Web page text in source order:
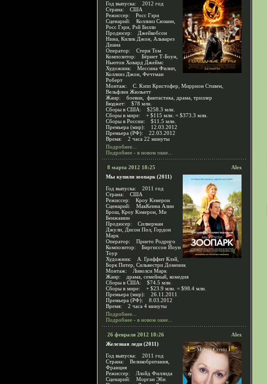
Год выпуска: 2012 год
Страна: США
Режиссер: Росс Гэри
Сценарий: Коллинз Сюзанн,
Росс Гэри, Рэй Билли
Продюсер: Джейкобсон
Нина, Килик Джон, Альварез
Диана
Оператор: Стерн Том
Композитор: Бёрнет Т-Боун,
Ньютон Ховард Джеймс
Художник: Мессина Филип,
Коллинз Джон, Фечтман
Роберт
Монтаж: С. Кэпп Кристофер, Миррион Стивен,
Вельфлин Жюльетт
Жанр: боевик, фантастика, драма, триллер
Бюджет: $78 млн.
Сборы в США: $258.3 млн.
Сборы в мире: + $115 млн. = $373.3 млн.
Сборы в России: $11.5 млн.
Премьера (мир): 12.03.2012
Премьера (РФ): 22.03.2012
Время: 2 часа 22 минуты
Подробнее...
Подробнее - в новом окне...
8 марта 2012 18:25
Alex
Мы купили зоопарк (2011)
Год выпуска: 2011 год
Страна: США
Режиссер: Кроу Кэмерон
Сценарий: МакКенна Алин
Брош, Кроу Кэмерон, Ми
Бенжамин
Продюсер: Силверман
Джули, Дисон Пол, Гордон
Марк
Оператор: Прието Родриго
Композитор: Биргиссон Йоун
Тоур
Художник: А. Гриффит Клэй,
Борк Питер, Сильвестри Доменик
Монтаж: Ливолси Марк
Жанр: драма, семейный, комедия
Сборы в США: $74.5 млн.
Сборы в мире: + $23.9 млн. = $98.4 млн.
Премьера (мир): 26.11.2011
Премьера (РФ): 8.03.2012
Время: 2 часа 4 минуты
Подробнее...
Подробнее - в новом окне...
26 февраля 2012 18:26
Alex
Железная леди (2011)
Год выпуска: 2011 год
Страна: Великобритания,
Франция
Режиссер: Ллойд Филлида
Сценарий: Морган Эби